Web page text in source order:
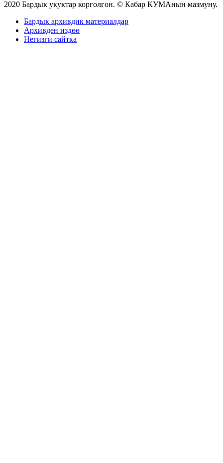
2020 Бардык укуктар корголгон. © Кабар КУМАнын мазмуну.
Бардык архивдик материалдар
Архивден издөө
Негизги сайтка